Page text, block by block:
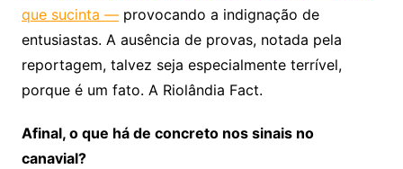
que sucinta —provocando a indignação de
entusiastas. A ausência de provas, notada pela
reportagem, talvez seja especialmente terrível,
porque é um fato. A Riolândia Fact.
Afinal, o que há de concreto nos sinais no
canavial?